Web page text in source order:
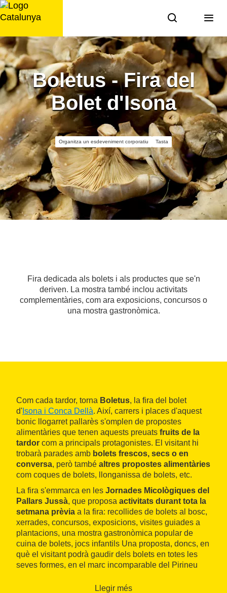
Saltar
al
Boletus - Fira del
Bolet d'Isona
Organitza un esdeveniment corporatiu Tasta
Fira dedicada als bolets i als productes que se'n
deriven. La mostra també inclou activitats
complementàries, com ara exposicions, concursos o
una mostra gastronòmica.
Com cada tardor, torna Boletus, la fira del bolet
d' Isona i Conca Dellà. Així, carrers i places d'aquest
bonic llogarret pallarès s'omplen de propostes
alimentàries que tenen aquests preuats fruits de la
tardor com a principals protagonistes. El visitant hi
trobarà parades amb bolets frescos, secs o en
conversa, però també altres propostes alimentàries
com coques de bolets, llonganissa de bolets, etc.
La fira s'emmarca en les Jornades Micològiques del
Pallars Jussà, que proposa activitats durant tota la
setmana prèvia a la fira: recollides de bolets al bosc,
xerrades, concursos, exposicions, visites guiades a
plantacions, una mostra gastronòmica popular de
cuina de bolets, jocs infantils Una proposta, doncs, en
què el visitant podrà gaudir dels bolets en totes les
seves formes, en el marc incomparable del Pirineu
Llegir més